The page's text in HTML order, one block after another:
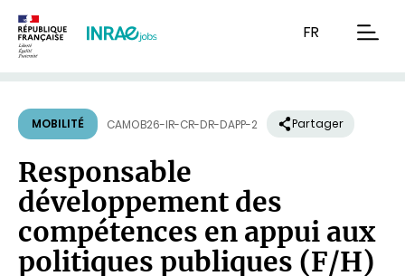
FR
MOBILITÉ CAMOB26-IR-CR-DR-DAPP-2 Partager
Responsable
développement des
compétences en appui aux
politiques publiques (F/H)